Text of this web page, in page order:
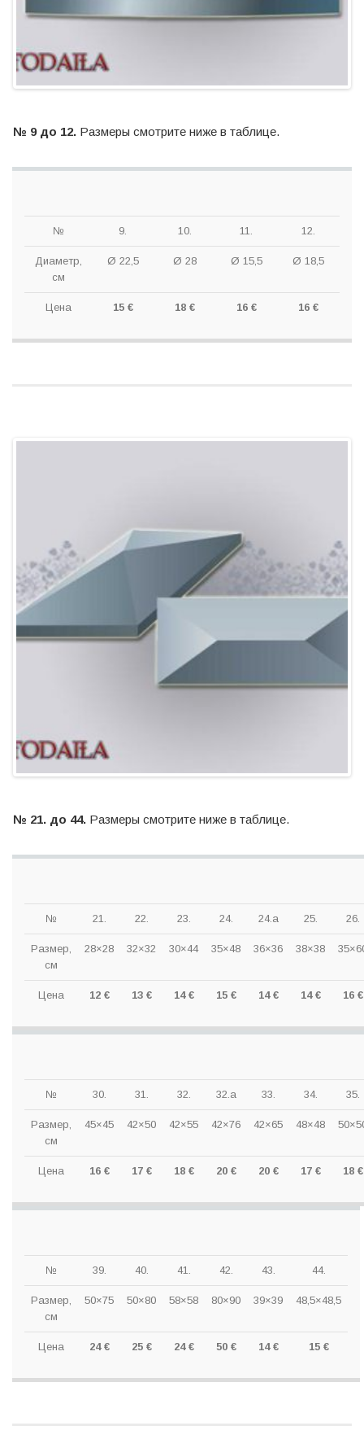
№ 9 до 12. Размеры смотрите ниже в таблице.
№ 9. 10. 11. 12.
Диаметр,
см
Ø 22,5 Ø 28 Ø 15,5 Ø 18,5
Цена 15 € 18 € 16 € 16 €
№ 21. до 44. Размеры смотрите ниже в таблице.
№ 21. 22. 23. 24. 24.a 25. 26.
Размер,
см
28×28 32×32 30×44 35×48 36×36 38×38
Цена 12 € 13 € 14 € 15 € 14 € 14 € 16 €
№ 30. 31. 32. 32.a 33. 34. 35.
Размер,
см
45×45 42×50 42×55 42×76 42×65 48×48
Цена 16 € 17 € 18 € 20 € 20 € 17 € 18 €
№ 39. 40. 41. 42. 43. 44.
Размер,
см
50×75 50×80 58×58 80×90 39×39 48,5×48,5
Цена 24 € 25 € 24 € 50 € 14 € 15 €